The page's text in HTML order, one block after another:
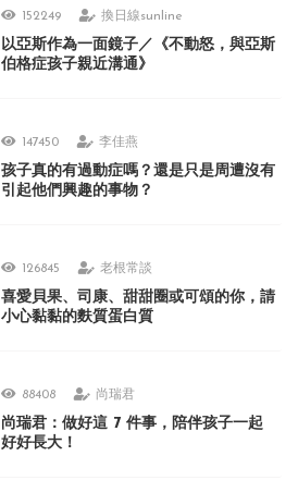
152249 換日線sunline
以亞斯作為一面鏡子／《不動怒，與亞斯
伯格症孩子親近溝通》
147450 李佳燕
孩子真的有過動症嗎？還是只是周遭沒有
引起他們興趣的事物？
126845 老根常談
喜愛貝果、司康、甜甜圈或可頌的你，請
小心黏黏的麩質蛋白質
88408 尚瑞君
尚瑞君：做好這 7 件事，陪伴孩子一起
好好長大！